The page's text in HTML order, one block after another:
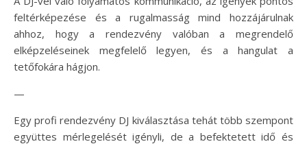
feltérképezése és a rugalmasság mind hozzájárulnak
ahhoz, hogy a rendezvény valóban a megrendelő
elképzeléseinek megfelelő legyen, és a hangulat a
tetőfokára hágjon.
—
Egy profi rendezvény DJ kiválasztása tehát több szempont
együttes mérlegelését igényli, de a befektetett idő és